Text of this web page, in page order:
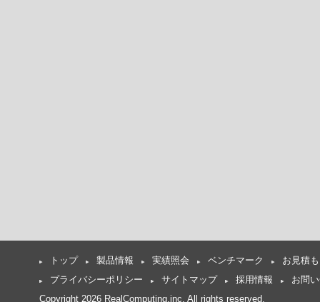
トップ 製品情報 実績照会 ベンチマーク
お見積
プライバシーポリシー
サイトマップ 採用情報
お問
Copyright 2026 RealComputing,inc. All rights reserved.